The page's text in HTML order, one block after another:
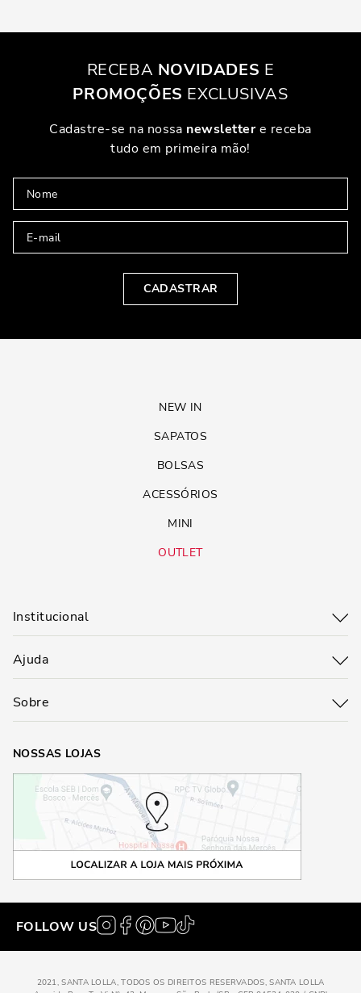
RECEBA NOVIDADES E
PROMOÇÕES EXCLUSIVAS
Cadastre-se na nossa newslettere receba
tudo em primeira mão!
CADASTRAR
NEW IN
SAPATOS
BOLSAS
ACESSÓRIOS
MINI
OUTLET
Institucional
Ajuda
Sobre
NOSSAS LOJAS
FOLLOW US
2021, SANTA LOLLA, TODOS OS DIREITOS RESERVADOS, SANTA LOLLA